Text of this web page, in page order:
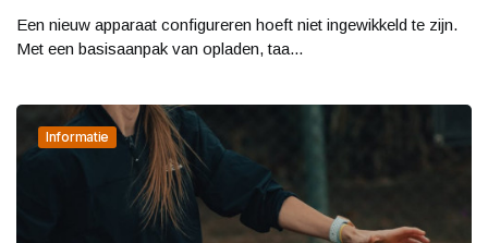
Een nieuw apparaat configureren hoeft niet ingewikkeld te zijn.
Met een basisaanpak van opladen, taa...
Informatie